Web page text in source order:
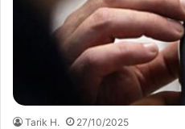
Tarik H. 27/10/2025